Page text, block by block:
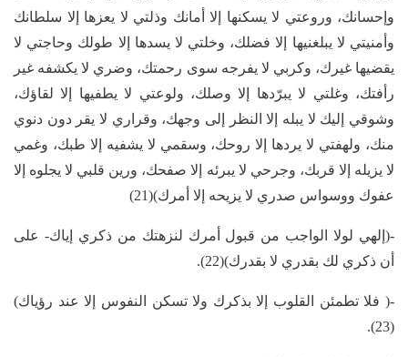
وإحسانك، وروعتي لا يسكنها إلا أمانك وذلتي لا يعزها إلا سلطانك
وأمنيتي لا يبلغنيها إلا فضلك، وخلتي لا يسدها إلا طولك وحاجتي لا
يقضيها غيرك، وكربي لا يفرجه سوى رحمتك، وضري لا يكشفه غير
رأفتك، وغلتي لا يبرّدها إلا وصلك، ولوعتي لا يطفيها إلا لقاؤك،
وشوقي إليك لا يبله إلا النظر إلى وجهك، وقراري لا يقر دون دنوي
منك، ولهفتي لا يردها إلا روحك، وسقمي لا يشفيه إلا طبك، وغمي
لا يزيله إلا قربك، وجرحي لا يبرئه إلا صفحك، ورين قلبي لا يجلوه إلا
عفوك ووسواس صدري لا يزيحه إلا أمرك)(21)
-(إلهي لولا الواجب من قبول أمرك لنزهتك من ذكري إياك- على
أن ذكري لك بقدري لا بقدرك)(22).
-( فلا تطمئن القلوب إلا بذكرك ولا تسكن النفوس إلا عند رؤياك)
(23).